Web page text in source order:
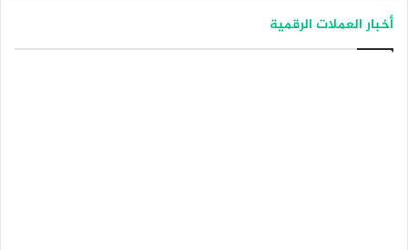
أخبار العملات الرقمية